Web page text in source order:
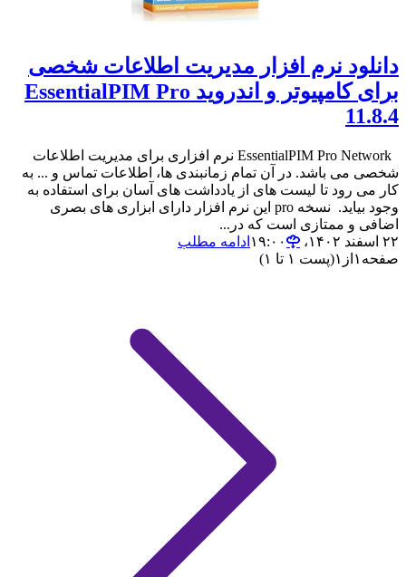
دانلود نرم افزار مدیریت اطلاعات شخصی
برای کامپیوتر و اندروید EssentialPIM Pro
11.8.4
EssentialPIM Pro Network نرم افزاری برای مدیریت اطلاعات
شخصی می باشد. در آن تمام زمانبندی ها، اطلاعات تماس و ... به
کار می رود تا لیست های از یادداشت های آسان برای استفاده به
وجود بیاید. نسخه pro این نرم افزار دارای ابزاری های بصری
اضافی و ممتازی است که در...
۲۲ اسفند ۱۴۰۲،‏ ۱۹:۰۰
ادامه مطلب
صفحه ۱ از ۱(پست ۱ تا ۱)